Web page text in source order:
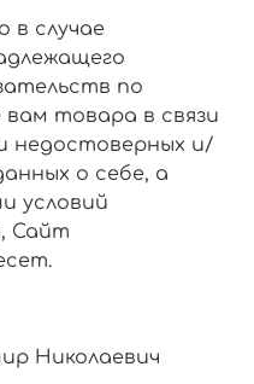
в случае
по
товара в связи
недостоверных и/
о себе, а
условий
Сайт
Николаевич